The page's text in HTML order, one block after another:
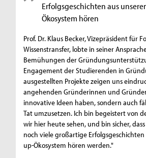
Erfolgsgeschichten aus
Ökosystem hören
Prof. Dr. Klaus Becker, Vizepräsident für
Wissenstransfer, lobte in seiner
Bemühungen der
Engagement der Studierenden in
ausgestellten Projekte zeigen uns
angehenden Gründerinnen und
innovative Ideen haben, sondern auch
Tat umzusetzen. Ich bin begeistert von
wir hier heute sehen, und bin sicher,
noch viele großartige
up-Ökosystem hören werden."